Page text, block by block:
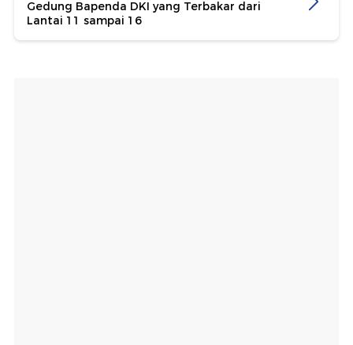
Gedung Bapenda DKI yang Terbakar dari
Lantai 11 sampai 16